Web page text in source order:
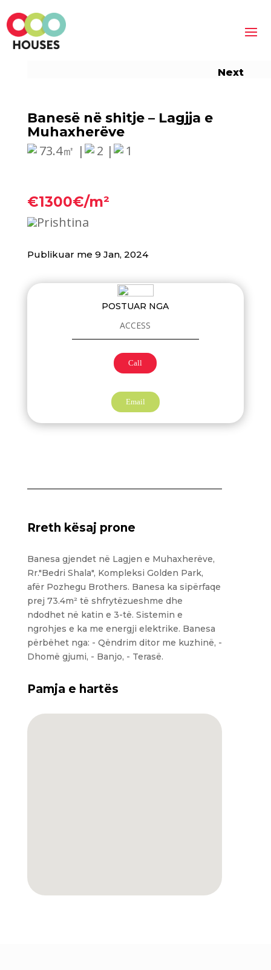
Next
Banesë në shitje – Lagjja e
Muhaxherëve
73.4㎡ |
2 | 1
€1300€/m²
Prishtina
Publikuar me 9 Jan, 2024
POSTUAR NGA
ACCESS
Call
Email
Rreth kësaj prone
Banesa gjendet në Lagjen e Muhaxherëve,
Rr."Bedri Shala", Kompleksi Golden Park,
afër Pozhegu Brothers. Banesa ka sipërfaqe
prej 73.4m² të shfrytëzueshme dhe
ndodhet në katin e 3-të. Sistemin e
ngrohjes e ka me energji elektrike. Banesa
përbëhet nga: - Qëndrim ditor me kuzhinë, -
Dhomë gjumi, - Banjo, - Terasë.
Pamja e hartës